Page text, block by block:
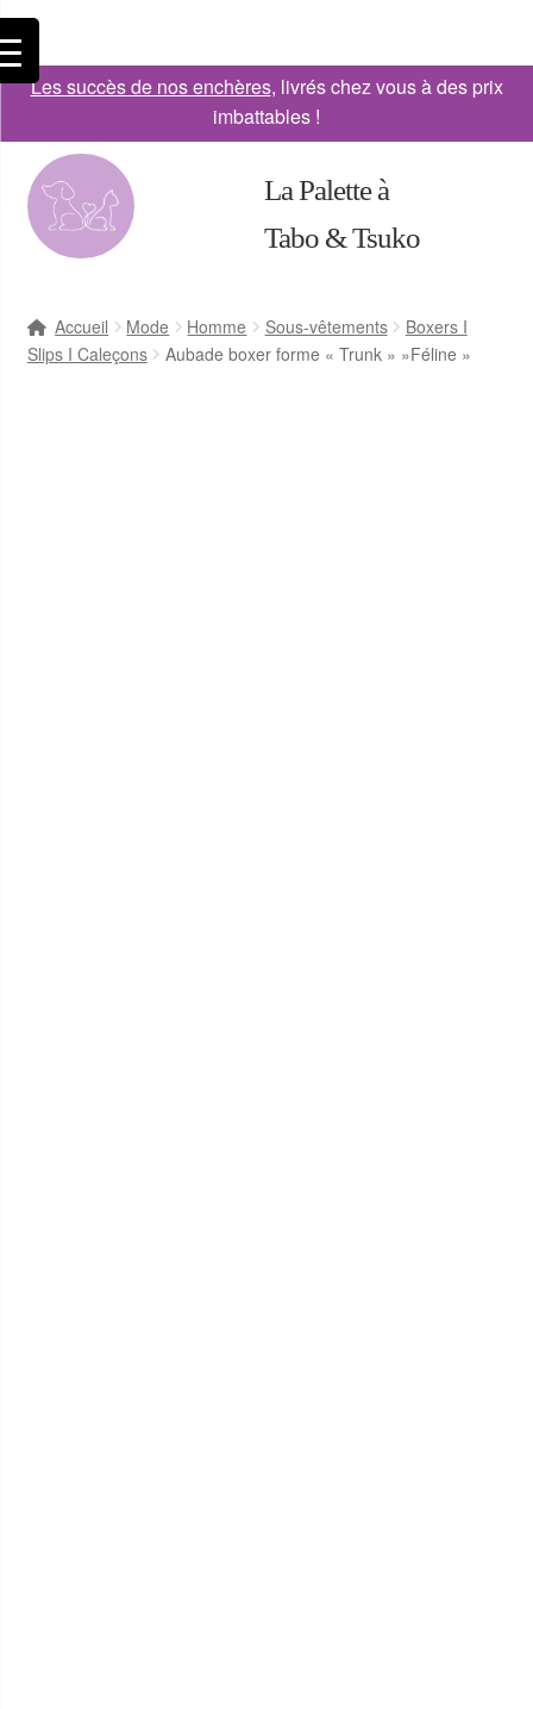
Les succès de nos enchères, livrés chez vous à des prix
imbattables !
La Palette à
Tabo & Tsuko
Accueil Mode Homme Sous-vêtements
Boxers I
Slips I Caleçons
Aubade boxer forme « Trunk » »Féline »